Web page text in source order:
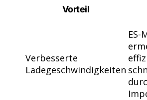
Vorteil
Verbesserte
Ladegeschwindigkeiten
ES-